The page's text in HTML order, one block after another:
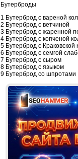
Бутерброды
1 Бутерброд с вареной
2 Бутерброд с ветчиной
3 Бутерброд с жаренной
4 Бутерброд с копченой
5 Бутерброд с Краковской
6 Бутерброд с семгой
7 Бутерброд с сыром
8 Бутерброд с языком
9 Бутерброд со шпротами